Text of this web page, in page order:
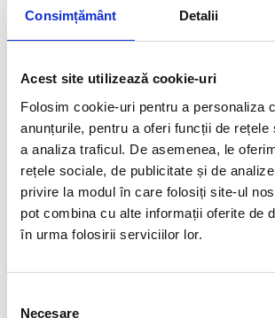
Consimțământ Detalii
Acest site utilizează cookie-uri
Folosim cookie-uri pentru a personaliza
anunțurile, pentru a oferi funcții de rețele
a analiza traficul. De asemenea, le
rețele sociale, de publicitate și de
privire la modul în care folosiți site-ul
pot combina cu alte informații oferite de
în urma folosirii serviciilor lor.
Necesare
8. După ce a organizat Olimpiadele din 1900 și 1924,
doilea oraș care va găzdui olimpiada de trei ori, după
și 2012). 2024 va marca centenarul Jocurilor de la
9. Sportivii din Rusia și Belarus pot participa doar
din cauza invaziei Rusiei în Ucraina
10. Handbalul, voleiul, baschetul ori fotbalul din
reprezentate la această ediție de la Paris 2024.
apă, locul 10 la ultimul Campionat Mondial de la
clasat pe locul 8 la Campionatul European din
devreme
Articolul precedent
DETAŞAT ÎN FINALA DE 200 M
ROMÂNIA
4 LA